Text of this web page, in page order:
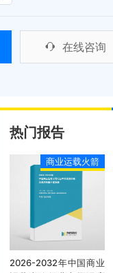
在线咨询
热门报告
商业运载火箭
2026-2032年中国商业